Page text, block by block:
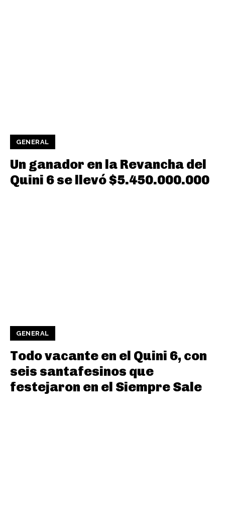
GENERAL
Un ganador en la Revancha del
Quini 6 se llevó $5.450.000.000
GENERAL
Todo vacante en el Quini 6, con
seis santafesinos que
festejaron en el Siempre Sale